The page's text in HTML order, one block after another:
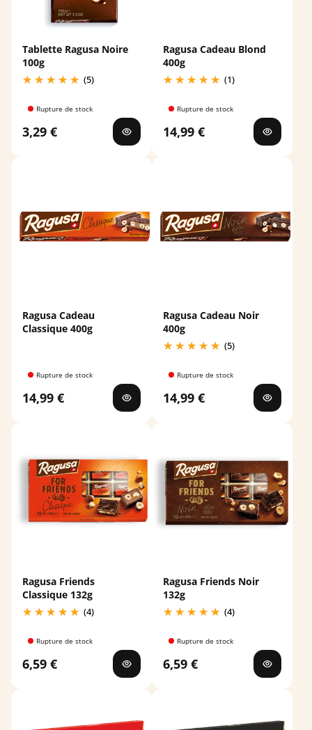
Tablette Ragusa Noire
100g
(5)
Rupture de stock
3,29 €
Ragusa Cadeau Blond
400g
(1)
Rupture de stock
14,99 €
Ragusa Cadeau
Classique 400g
Rupture de stock
14,99 €
Ragusa Cadeau Noir
400g
(5)
Rupture de stock
14,99 €
Ragusa Friends
Classique 132g
(4)
Rupture de stock
6,59 €
Ragusa Friends Noir
132g
(4)
Rupture de stock
6,59 €